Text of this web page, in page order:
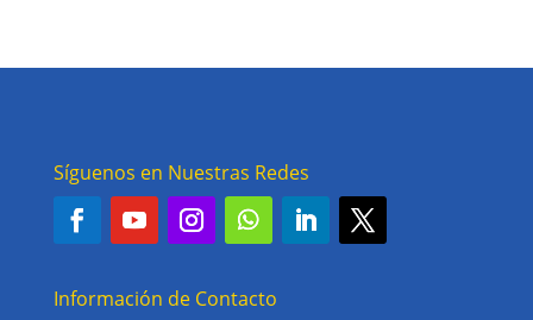
Síguenos en Nuestras Redes
Información de Contacto